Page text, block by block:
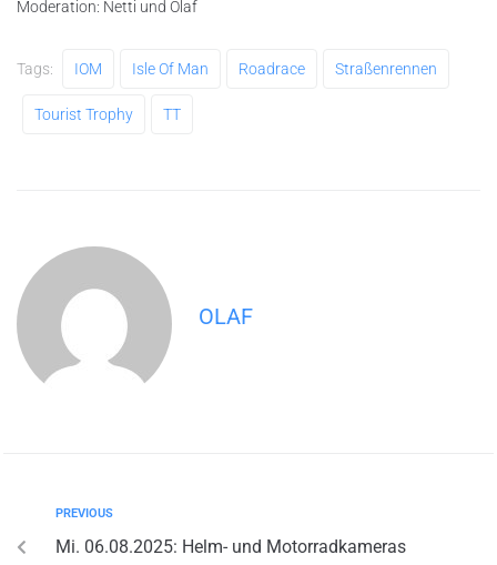
Moderation: Netti und Olaf
Tags: IOM Isle Of Man Roadrace Straßenrennen
Tourist Trophy TT
OLAF
PREVIOUS
Mi. 06.08.2025: Helm- und Motorradkameras